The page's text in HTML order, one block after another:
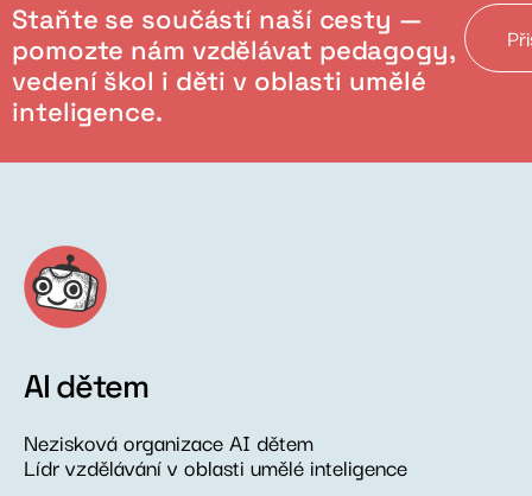
Staňte se součástí naší cesty —
pomozte nám vzdělávat pedagogy,
vedení škol i děti v oblasti umělé
inteligence.
AI dětem
Nezisková organizace AI dětem
Lídr vzdělávání v oblasti umělé inteligence